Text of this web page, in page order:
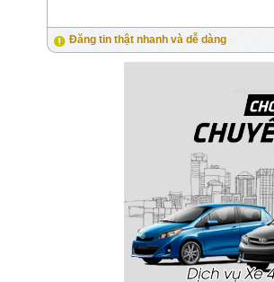
Đăng tin thật nhanh và dễ dàng